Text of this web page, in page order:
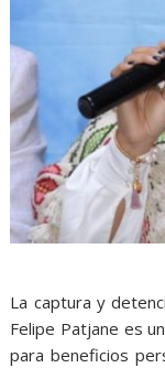
La captura y
Felipe Patjane es
para beneficios